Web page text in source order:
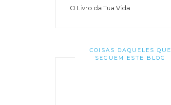
O Livro da Tua Vida
COISAS DAQUELES QUE
SEGUEM ESTE BLOG